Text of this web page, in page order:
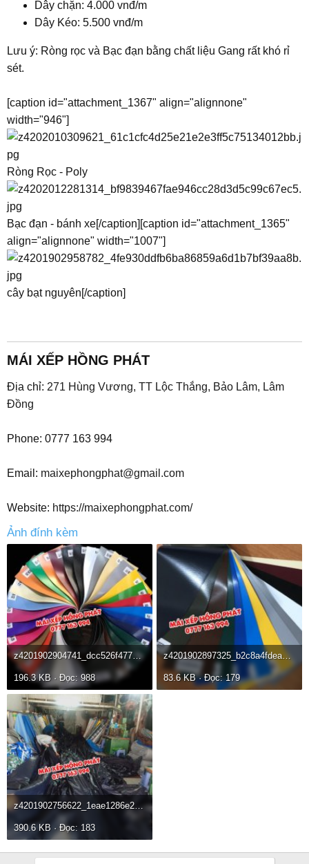
Dây chặn: 4.000 vnđ/m
Dây Kéo: 5.500 vnđ/m
Lưu ý: Ròng rọc và Bạc đạn bằng chất liệu Gang rất khó rỉ
sét.
[caption id="attachment_1367" align="alignnone"
width="946"]
Ròng Rọc - Poly
Bạc đạn - bánh xe[/caption][caption id="attachment_1365"
align="alignnone" width="1007"]
cây bạt nguyên[/caption]
MÁI XẾP HỒNG PHÁT
Địa chỉ: 271 Hùng Vương, TT Lộc Thắng, Bảo Lâm, Lâm
Đồng
Phone: 0777 163 994
Email: maixephongphat@gmail.com
Website: https://maixephongphat.com/
Ảnh đính kèm
z4201902904741_dcc526f477c06d899290c172b178dbb8.jpg
196.3 KB · Đọc: 988
z4201902897325_b2c8a4fdeaa495f0d6a37f8cffdc647f.jpg
83.6 KB · Đọc: 179
z4201902756622_1eae1286e269c777462ea8c23af9506b.jpg
390.6 KB · Đọc: 183